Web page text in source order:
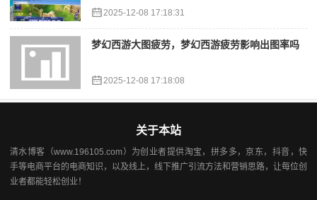
2025-12-08 17:18:31
梦幻西游大图疲劳，梦幻西游疲劳影响出图率吗
2025-12-08 17:18:08
关于本站
清水博客（www.196105.com）为创业者提供淘宝，拼多多，京东，抖音，快
手等电商平台的电商知识，以及线上，线下推广引流方法和营销思路，让每位创
业者都能轻松创业！